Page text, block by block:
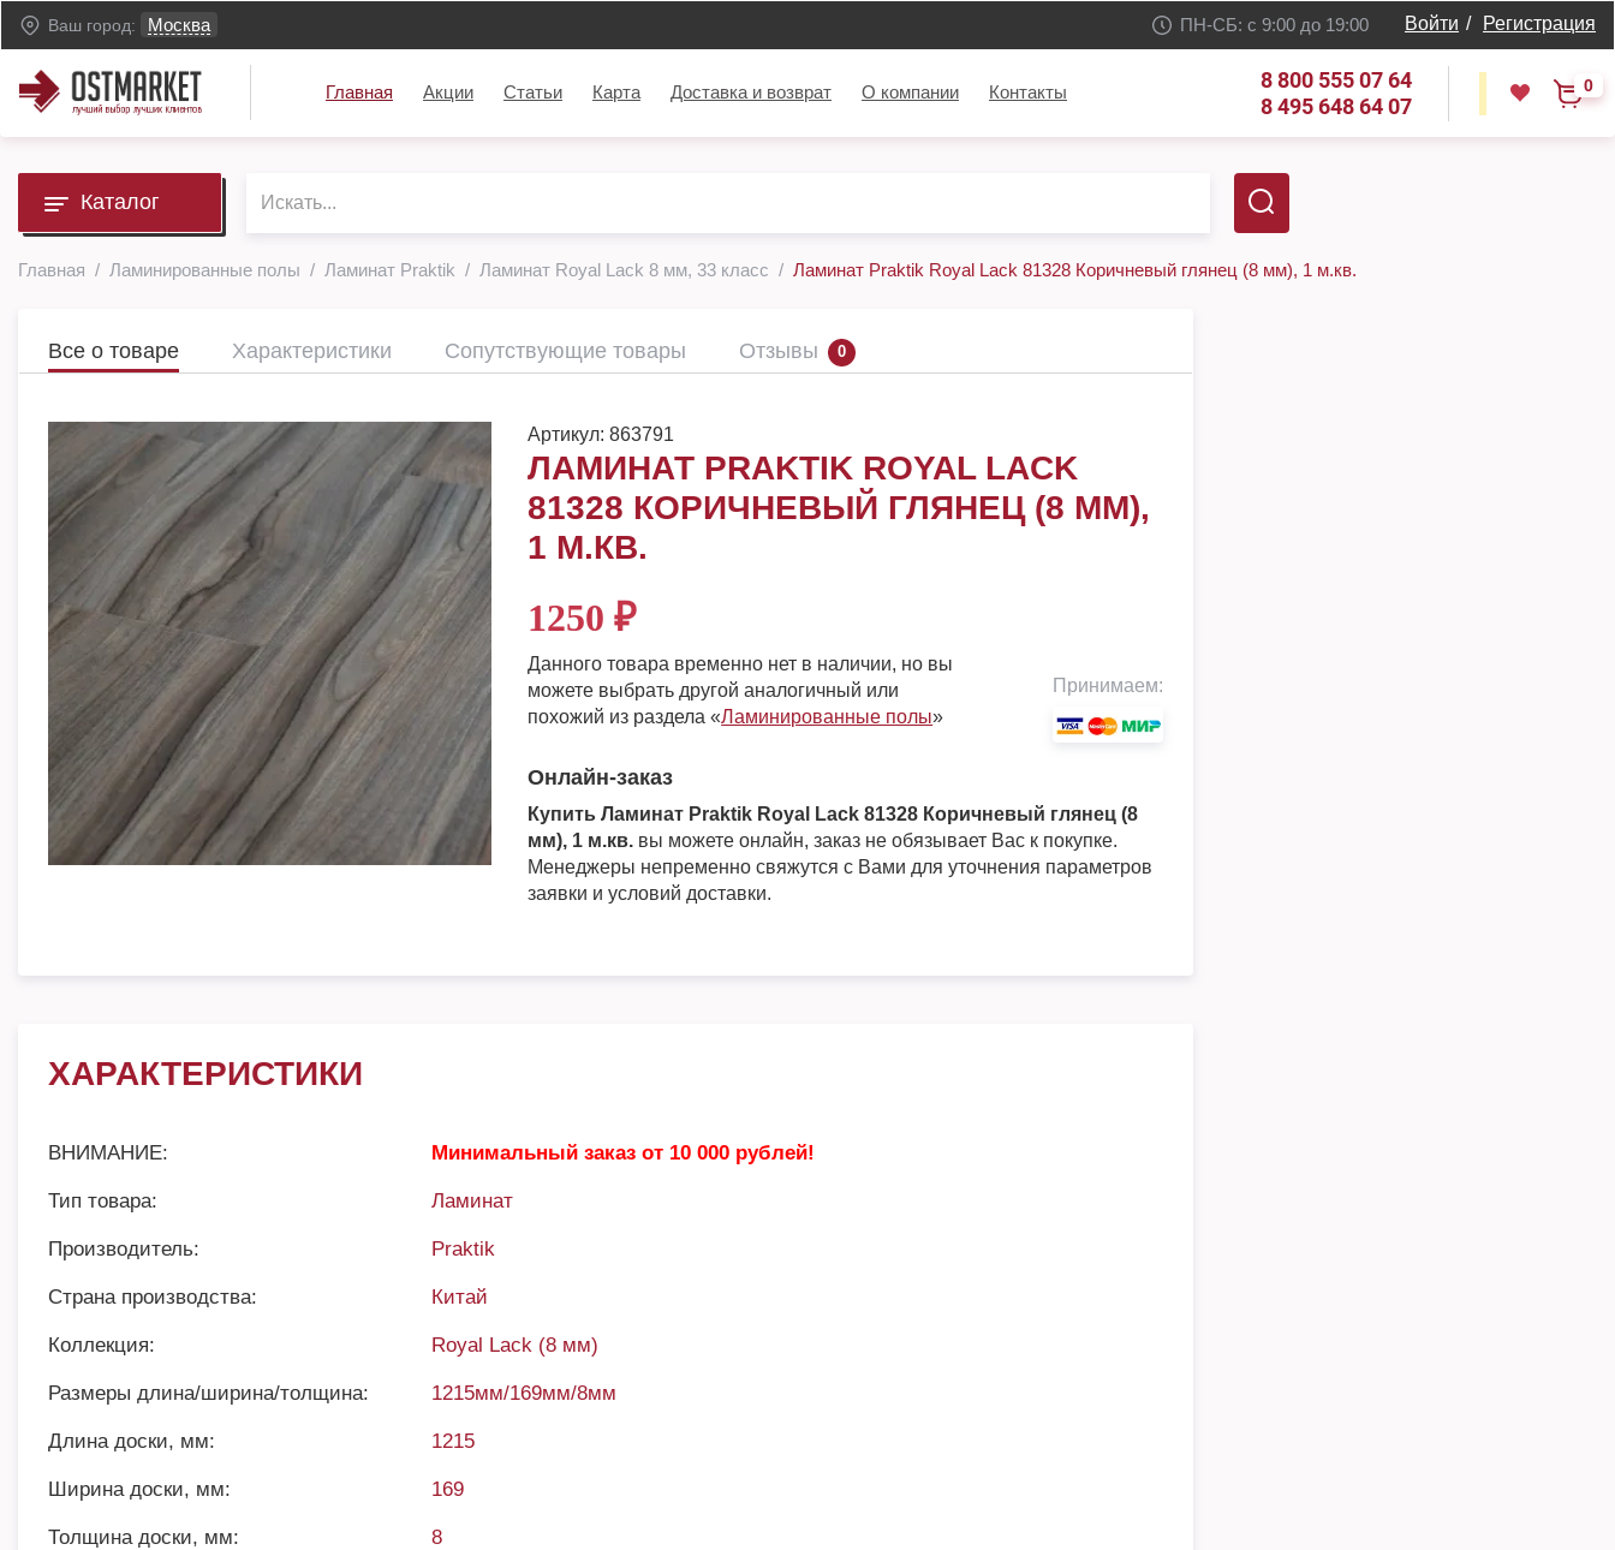
Ваш город: Москва ПН-СБ: с 9:00 до 19:00 Войти / Регистрация
Главная Акции Статьи Карта Доставка и возврат О компании Контакты
8 800 555 07 64
8 495 648 64 07
0
Каталог
Главная Ламинированные полы Ламинат Praktik Ламинат Royal Lack 8 мм, 33 класс Ламинат Praktik Royal Lack 81328 Коричневый глянец (8 мм), 1 м.кв.
Все о товаре Характеристики Сопутствующие товары Отзывы 0
Артикул:863791
ЛАМИНАТ PRAKTIK ROYAL LACK
81328 КОРИЧНЕВЫЙ ГЛЯНЕЦ (8 ММ),
1 М.КВ.
1250 ₽
Данного товара временно нет в наличии, но вы
можете выбрать другой аналогичный или
похожий из раздела «Ламинированные полы»
Принимаем:
Онлайн-заказ
Купить Ламинат Praktik Royal Lack 81328 Коричневый глянец (8
мм), 1 м.кв. вы можете онлайн, заказ не обязывает Вас к покупке.
Менеджеры непременно свяжутся с Вами для уточнения параметров
заявки и условий доставки.
ХАРАКТЕРИСТИКИ
ВНИМАНИЕ: Минимальный заказ от 10 000 рублей!
Тип товара: Ламинат
Производитель: Praktik
Страна производства: Китай
Коллекция: Royal Lack (8 мм)
Размеры длина/ширина/толщина: 1215мм/169мм/8мм
Длина доски, мм: 1215
Ширина доски, мм: 169
Толщина доски, мм: 8